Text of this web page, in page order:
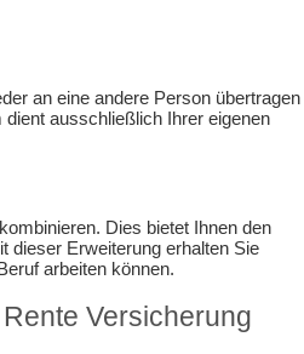
an eine andere Person übertragen
ausschließlich Ihrer eigenen
Dies bietet Ihnen den
dieser Erweiterung erhalten Sie
arbeiten können.
Versicherung